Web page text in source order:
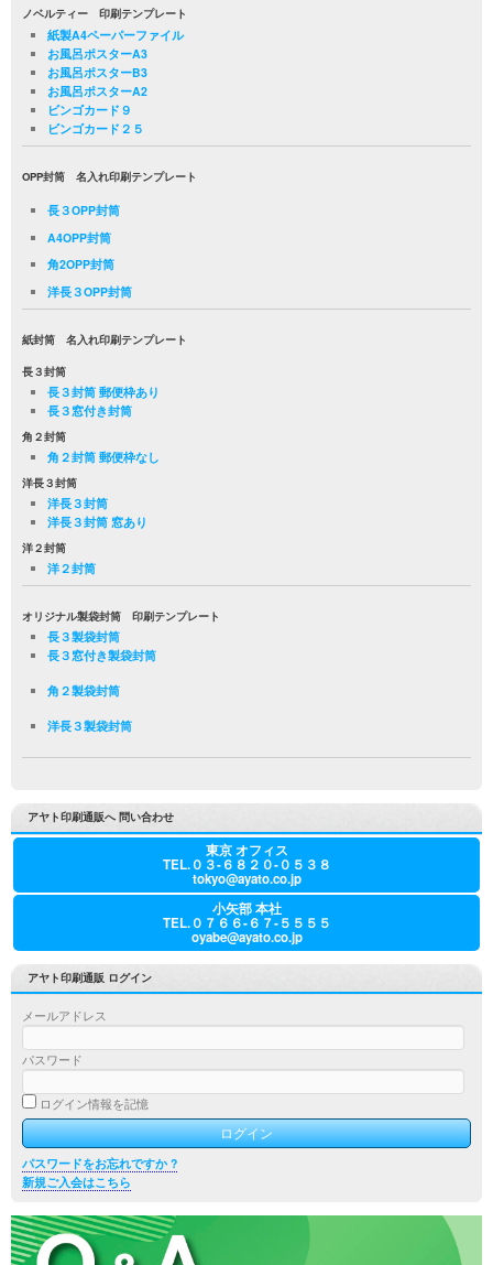
ノベルティー 印刷テンプレート
紙製A4ペーパーファイル
お風呂ポスターA3
お風呂ポスターB3
お風呂ポスターA2
ビンゴカード９
ビンゴカード２５
OPP封筒 名入れ印刷テンプレート
長３OPP封筒
A4OPP封筒
角2OPP封筒
洋長３OPP封筒
紙封筒 名入れ印刷テンプレート
長３封筒
長３封筒 郵便枠あり
長３窓付き封筒
角２封筒
角２封筒 郵便枠なし
洋長３封筒
洋長３封筒
洋長３封筒 窓あり
洋２封筒
洋２封筒
オリジナル製袋封筒 印刷テンプレート
長３製袋封筒
長３窓付き製袋封筒
角２製袋封筒
洋長３製袋封筒
アヤト印刷通販へ 問い合わせ
東京 オフィス
TEL.０３-６８２０-０５３８
tokyo@ayato.co.jp
小矢部 本社
TEL.０７６６-６７-５５５５
oyabe@ayato.co.jp
アヤト印刷通販 ログイン
メールアドレス
パスワード
ログイン情報を記憶
パスワードをお忘れですか ?
新規ご入会はこちら